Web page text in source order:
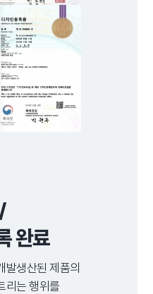
완료
발생산된 제품의
리는 행위를